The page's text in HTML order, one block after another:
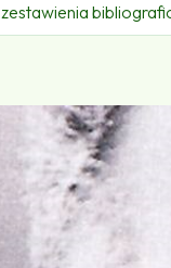
zestawienia